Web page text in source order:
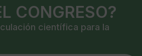
CONGRESO?
científica para la